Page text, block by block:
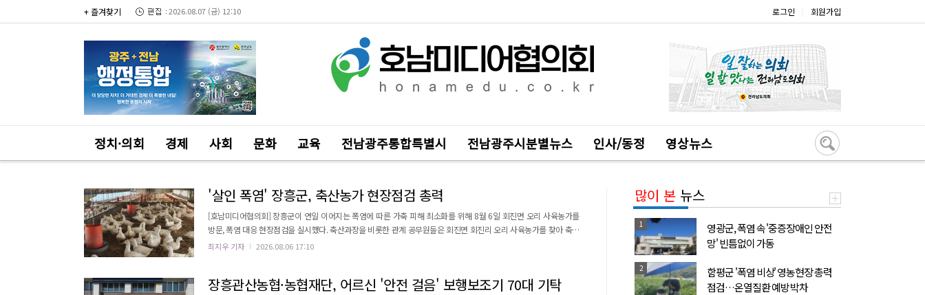
+ 즐겨찾기 2026.08.07 (금) 12:10 로그인 회원가입
정치·의회 경제 사회 문화 교육 전남광주통합특별시 전남광주시분별뉴스 인사/동정 영상뉴스
'살인 폭염' 장흥군, 축산농가 현장점검 총력
[호남미디어협의회] 장흥군이 연일 이어지는 폭염에 따른 가축 피해 최소화를 위해 8월 6일 회진면 오리 사육농가를
방문, 폭염 대응 현장점검을 실시했다. 축산과장을 비롯한 관계 공무원들은 회진면 회진리 오리 사육농가를 찾아 축사
환기 상태, 냉방시설 운영, 급수 및 사료 급여 상황 등 폭염 대응 실태를 집중 점검하고, 농가의 애로사항을 청취했다. 해
최지우 기자 2026.08.06 17:10
장흥관산농협·농협재단, 어르신 '안전 걸음' 보행보조기 70대 기탁
많이 본 뉴스
1
영광군, 폭염 속 '중증장애인 안전
망' 빈틈없이 가동
2
함평군 '폭염 비상' 영농현장 총력
점검…온열질환 예방 박차